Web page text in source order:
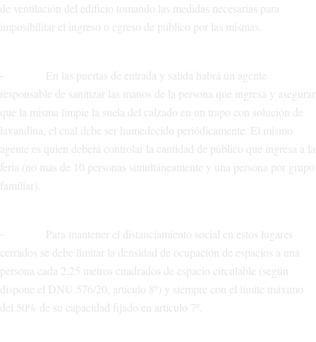
de ventilación del edificio tomando las medidas necesarias para
imposibilitar el ingreso o egreso de público por las mismas.
⁃ En las puertas de entrada y salida habrá un agente
responsable de sanitizar las manos de la persona que ingresa y asegurar
que la misma limpie la suela del calzado en un trapo con solución de
lavandina, el cual debe ser humedecido periódicamente. El mismo
agente es quien deberá controlar la cantidad de público que ingresa a la
feria (no más de 10 personas simultáneamente y una persona por grupo
familiar).
⁃ Para mantener el distanciamiento social en estos lugares
cerrados se debe limitar la densidad de ocupación de espacios a una
persona cada 2,25 metros cuadrados de espacio circulable (según
dispone el DNU 576/20, artículo 8º) y siempre con el límite máximo
del 50% de su capacidad fijado en artículo 7º.